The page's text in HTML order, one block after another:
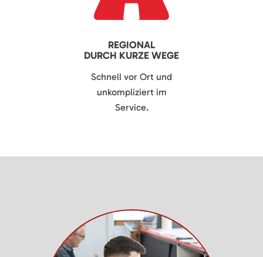
REGIONAL
DURCH KURZE WEGE
Schnell vor Ort und
unkompliziert im
Service.